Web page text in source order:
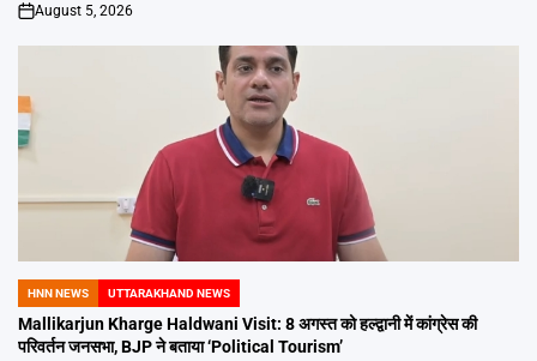
on
August 5, 2026
POSTED
IN
HNN NEWS UTTARAKHAND NEWS
Mallikarjun Kharge Haldwani Visit: 8 अगस्त को हल्द्वानी में कांग्रेस की
परिवर्तन जनसभा, BJP ने बताया ‘Political Tourism’